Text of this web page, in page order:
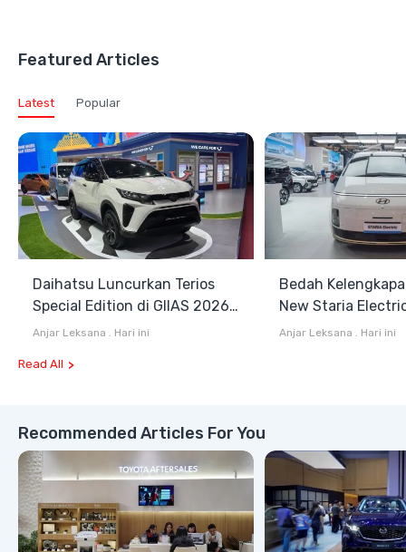
Featured Articles
Latest Popular
Daihatsu Luncurkan Terios
Special Edition di GIIAS 2026,
Stok Terbatas
Anjar Leksana Hari ini
Bedah
New Staria
Hybrid yang
Anjar Leksana Hari ini
Read All
Recommended Articles For You